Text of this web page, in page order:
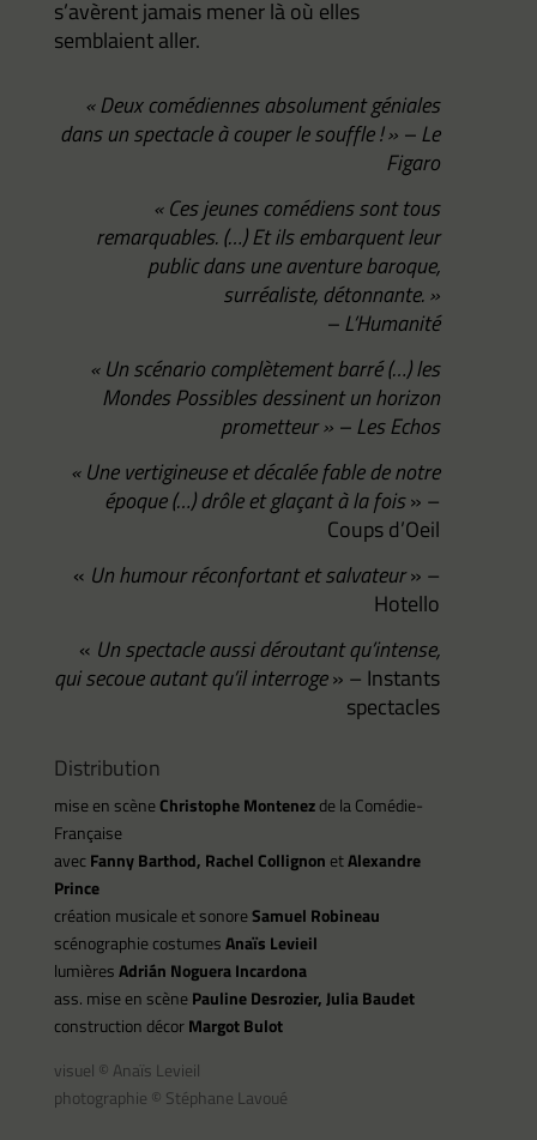
s’avèrent jamais mener là où elles
semblaient aller.
« Deux comédiennes absolument géniales
dans un spectacle à couper le souffle ! » – Le
Figaro
« Ces jeunes comédiens sont tous
remarquables. (…) Et ils embarquent leur
public dans une aventure baroque,
surréaliste, détonnante. »
– L’Humanité
« Un scénario complètement barré (…) les
Mondes Possibles dessinent un horizon
prometteur » – Les Echos
« Une vertigineuse et décalée fable de notre
époque (…) drôle et glaçant à la fois» –
Coups d’Oeil
« Un humour réconfortant et salvateur» –
Hotello
« Un spectacle aussi déroutant qu’intense,
qui secoue autant qu’il interroge» – Instants
spectacles
Distribution
mise en scèneChristophe Montenezde la Comédie-
Française
avecFanny Barthod, Rachel Collignon etAlexandre
Prince
création musicale et sonoreSamuel Robineau
scénographie costumesAnaïs Levieil
lumièresAdrián Noguera Incardona
ass. mise en scènePauline Desrozier, Julia Baudet
construction décorMargot Bulot
visuel © Anaïs Levieil
photographie © Stéphane Lavoué